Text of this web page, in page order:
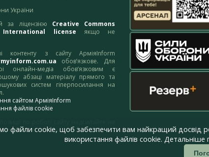
України
за ліцензією Creative Commons
license якщо не
контенту з сайту АрміяInform
обов’язкове. Для
онлайн-медіа обов’язковим є
абзаці матеріалу прямого та
систем гіперпосилання на
сайтом АрміяInform
файлів cookie
файли cookie, щоб забезпечити вам найкращий досвід
використання файлів cookie. Детальніше